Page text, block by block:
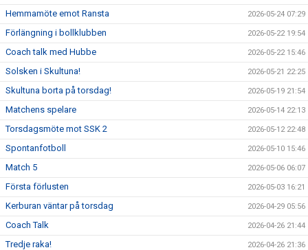
Hemmamöte emot Ransta 2026-05-24 07:29
Förlängning i bollklubben 2026-05-22 19:54
Coach talk med Hubbe 2026-05-22 15:46
Solsken i Skultuna! 2026-05-21 22:25
Skultuna borta på torsdag! 2026-05-19 21:54
Matchens spelare 2026-05-14 22:13
Torsdagsmöte mot SSK 2 2026-05-12 22:48
Spontanfotboll 2026-05-10 15:46
Match 5 2026-05-06 06:07
Första förlusten 2026-05-03 16:21
Kerburan väntar på torsdag 2026-04-29 05:56
Coach Talk 2026-04-26 21:44
Tredje raka! 2026-04-26 21:36